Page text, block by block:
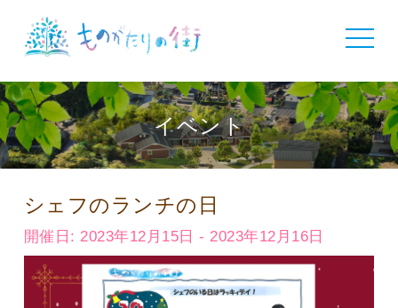
toggle
イベント
シェフのランチの日
開催日: 2023年12月15日 - 2023年12月16日